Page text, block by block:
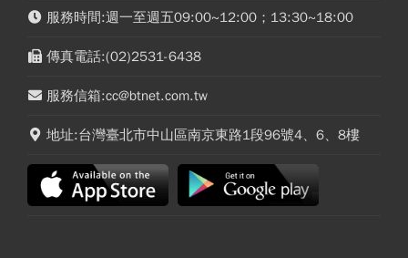
服務時間:週一至週五09:00~12:00；13:30~18:00
傳真電話:(02)2531-6438
服務信箱:cc@btnet.com.tw
地址:台灣臺北市中山區南京東路1段96號4、6、8樓